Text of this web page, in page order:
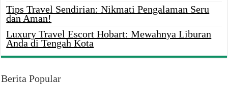
Tips Travel Sendirian: Nikmati Pengalaman Seru
dan Aman!
Luxury Travel Escort Hobart: Mewahnya Liburan
Anda di Tengah Kota
Berita Popular